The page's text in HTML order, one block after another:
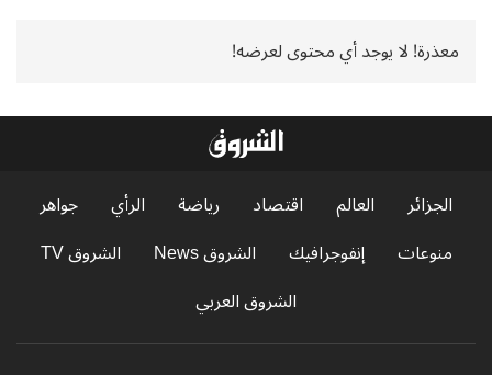
معذرة! لا يوجد أي محتوى لعرضه!
الجزائر العالم اقتصاد رياضة الرأي
جواهر
منوعات
إنفوجرافيك الشروق News
الشروق TV
الشروق العربي